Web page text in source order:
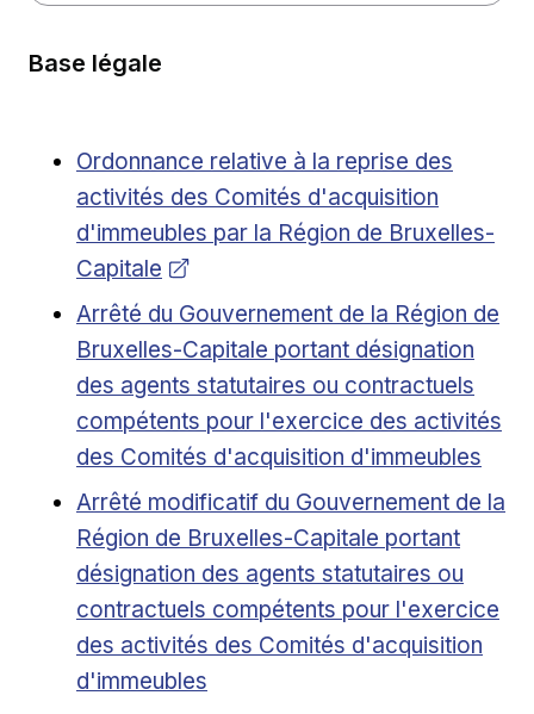
Base légale
Ouvrir dans une nouvelle fenêtre
Ordonnance relative à la reprise des
activités des Comités d'acquisition
d'immeubles par la Région de Bruxelles-
Capitale
Lien externe
Arrêté du Gouvernement de la Région de
Bruxelles-Capitale portant désignation
des agents statutaires ou contractuels
compétents pour l'exercice des activités
des Comités d'acquisition d'immeubles
Lien externe
Arrêté modificatif du Gouvernement de la
Région de Bruxelles-Capitale portant
désignation des agents statutaires ou
contractuels compétents pour l'exercice
des activités des Comités d'acquisition
d'immeubles